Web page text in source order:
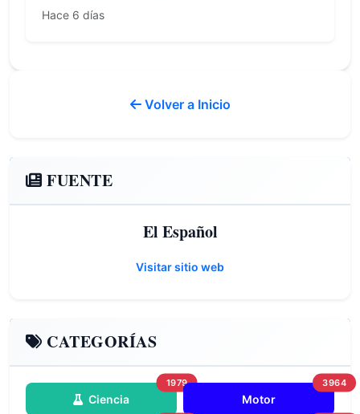
Hace 6 días
Volver a Inicio
FUENTE
El Español
Visitar sitio web
CATEGORÍAS
Ciencia
1979
Motor
3964